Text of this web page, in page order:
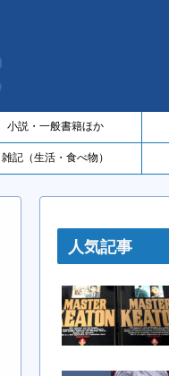
小説・一般書籍ほか
雑記（生活・食べ物）
人気記事